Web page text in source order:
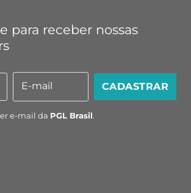
para receber nossas
mail
E-mail CADASTRAR
e-mail da PGL Brasil.